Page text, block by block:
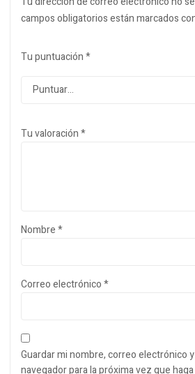
campos obligatorios están marcados
Tu puntuación*
Tu valoración*
Nombre*
Correo electrónico*
Guardar mi nombre, correo electrónico
navegador para la próxima vez que